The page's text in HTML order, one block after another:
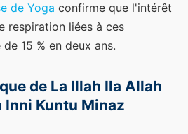
de Yoga confirme que l'intérêt
respiration liées à ces
15 % en deux ans.
de La Illah Ila Allah
Inni Kuntu Minaz